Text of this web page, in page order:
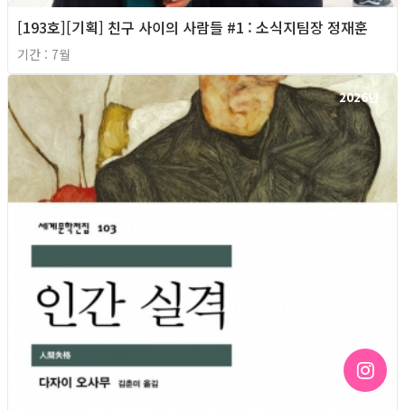
[193호][기획] 친구 사이의 사람들 #1 : 소식지팀장 정재훈
기간 : 7월
2026년